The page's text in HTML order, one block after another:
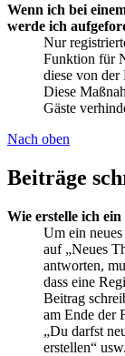
Wenn ich bei
werde ich
Nur
Funktion für
diese von
Diese
Gäste
Nach oben
Beiträge
Wie erstelle ich
Um ein
auf „Neues
antworten,
dass eine
Beitrag
am Ende der
„Du darfst
erstellen“ usw.